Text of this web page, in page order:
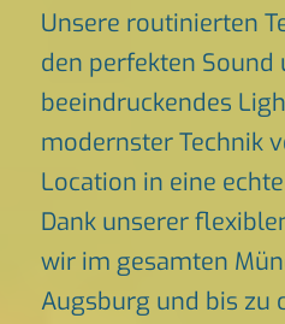
Unsere routinierten
den perfekten Sound
beeindruckendes
modernster Technik
Location in eine
Dank unserer
wir im gesamten
Augsburg und bis zu